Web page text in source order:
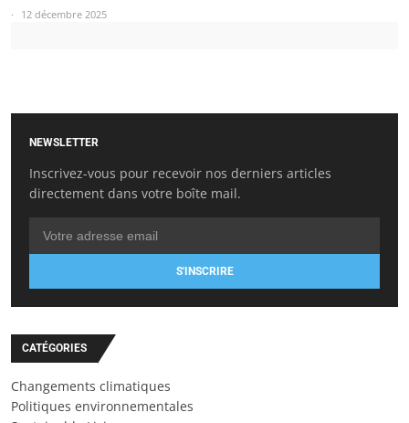
12 décembre 2025
NEWSLETTER
Inscrivez-vous pour recevoir nos derniers articles
directement dans votre boîte mail.
S'INSCRIRE
CATÉGORIES
Changements climatiques
Politiques environnementales